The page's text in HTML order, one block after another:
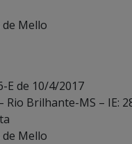
de Mello
E de 10/4/2017
Brilhante-MS – IE:
de Mello